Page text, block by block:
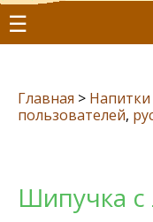
☰
Главная > Напитки
пользователей,
Шипучка